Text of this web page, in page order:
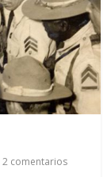
2 comentarios